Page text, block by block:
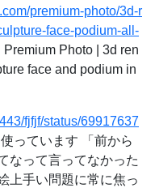
premium-photo/3d-r
face-podium-all-
Premium Photo | 3d ren
face and podium in
fjfjf/status/69917637
っています 「前から
なって言ってなかった
上手い問題に常に焦っ